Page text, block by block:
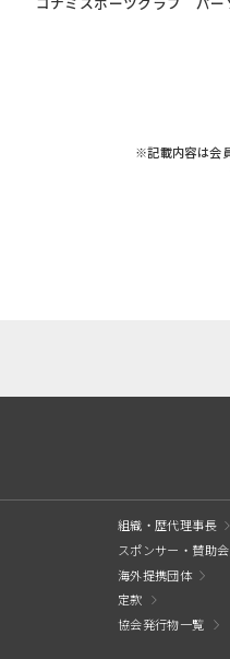
コナミスポーツクラブ パ
※記載内容は会
組織・歴代理事長
スポンサー・賛助
海外提携団体
定款
協会発行物一覧